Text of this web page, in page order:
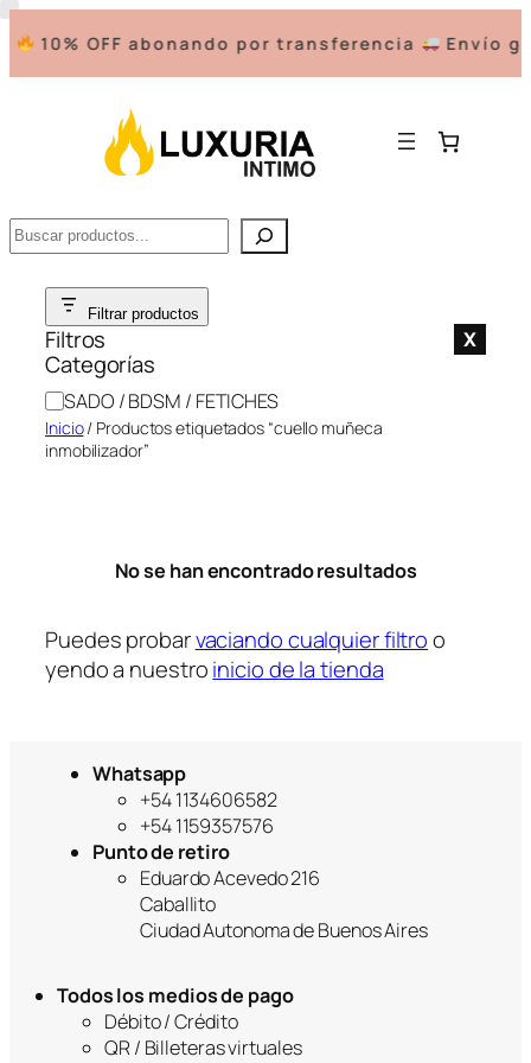
10% OFF abonando por transferencia Envío
Buscar
Saltar
contenido
Filtrar productos
Filtros X
Categorías
C
a
t
SADO / BDSM / FETICHES
Inicio/ Productos etiquetados “cuello muñeca
inmobilizador”
No se han encontrado resultados
Puedes probarvaciando cualquier filtroo
yendo a nuestroinicio de la tienda
Whatsapp
+54 1134606582
+54 1159357576
Punto de retiro
Eduardo Acevedo 216
Caballito
Ciudad Autonoma de Buenos Aires
Todos los medios de pago
Débito / Crédito
QR / Billeteras virtuales